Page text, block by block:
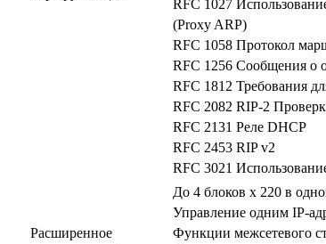
RFC 1027
(Proxy ARP)
RFC 1058 Протокол
RFC 1256 Сообщения о
RFC 1812 Требования
RFC 2082 RIP-2
RFC 2131 Реле DHCP
RFC 2453 RIP v2
RFC 3021
Расширенное
До 4 блоков x 220 в
Управление одним IP-
Функции межсетевого